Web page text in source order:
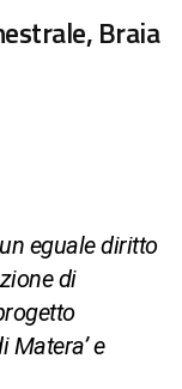
Braia
eguale diritto
di
Matera’ e